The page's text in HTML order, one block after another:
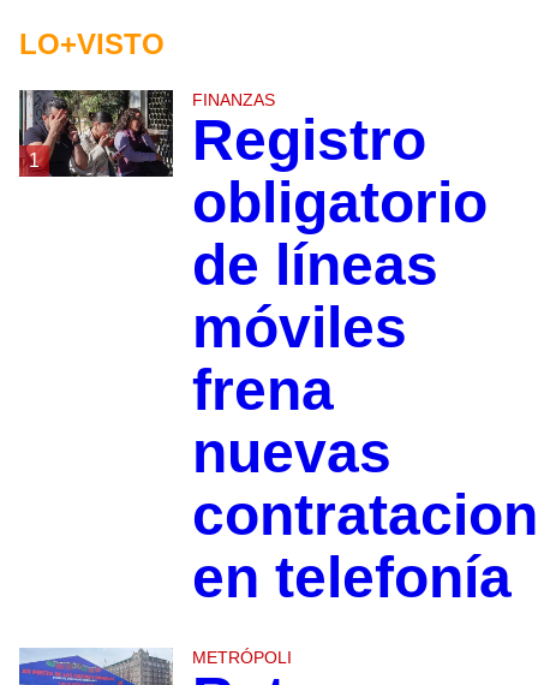
LO+VISTO
1
FINANZAS
Registro
obligatorio
de líneas
móviles
frena
nuevas
en telefonía
METRÓPOLI